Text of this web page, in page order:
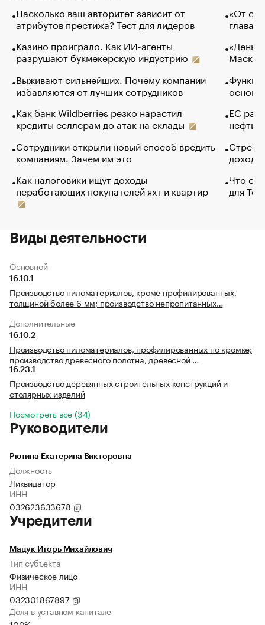
Насколько ваш авторитет зависит от
атрибутов престижа? Тест для лидеров
Казино проиграло. Как ИИ-агенты
разрушают букмекерскую индустрию
Выживают сильнейших. Почему компании
избавляются от лучших сотрудников
Как банк Wildberries резко нарастил
кредиты селлерам до атак на склады
Сотрудники открыли новый способ вредить
компаниям. Зачем им это
Как налоговики ищут доходы
неработающих покупателей яхт и квартир
«От
глава
Маск в
основ
ЕС
нефти
Что
для
Виды деятельности
Основной
16.10.1
Производство пиломатериалов, кроме профилированных,
толщиной более 6 мм; производство непропитанных…
Дополнительные
16.10.2
Производство пиломатериалов, профилированных по кромке;
производство древесного полотна, древесной …
16.23.1
Производство деревянных строительных конструкций и
столярных изделий
Посмотреть все (34)
Руководители
Рютина Екатерина Викторовна
Должность
Ликвидатор
ИНН
032623633678
Учредители
Мацук Игорь Михайлович
Тип субъекта
Физическое лицо
ИНН
032301867897
Доля в уставном капитале